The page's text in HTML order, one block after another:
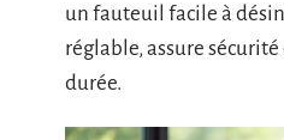
un fauteuil facile à
réglable, assure
durée.